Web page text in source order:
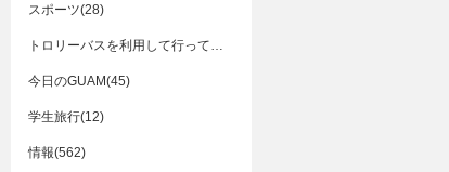
スポーツ(28)
トロリーバスを利用して行ってみる！(48)
今日のGUAM(45)
学生旅行(12)
情報(562)